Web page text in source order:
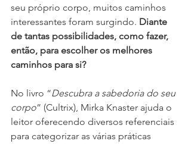
seu próprio corpo, muitos caminhos
interessantes foram surgindo. Diante
de tantas possibilidades, como fazer,
então, para escolher os melhores
caminhos para si?
No livro “Descubra a sabedoria do seu
corpo” (Cultrix), Mirka Knaster ajuda o
leitor oferecendo diversos referenciais
para categorizar as várias práticas